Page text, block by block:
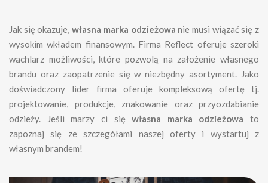
Jak się okazuje,własna marka odzieżowa nie musi wiązać się z
wysokim wkładem finansowym. Firma Reflect oferuje szeroki
wachlarz możliwości, które pozwolą na założenie własnego
brandu oraz zaopatrzenie się w niezbędny asortyment. Jako
doświadczony lider firma oferuje kompleksową ofertę tj.
projektowanie, produkcje, znakowanie oraz przyozdabianie
odzieży. Jeśli marzy ci sięwłasna marka odzieżowa to
zapoznaj się ze szczegółami naszej oferty i wystartuj z
własnym brandem!